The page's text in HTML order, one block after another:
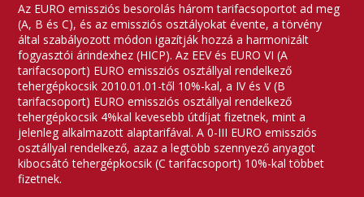
Az EURO emissziós besorolás három tarifacsoportot ad meg
(A, B és C), és az emissziós osztályokat évente, a törvény
által szabályozott módon igazítják hozzá a harmonizált
fogyasztói árindexhez (HICP). Az EEV és EURO VI (A
tarifacsoport) EURO emissziós osztállyal rendelkező
tehergépkocsik 2010.01.01-től 10%-kal, a IV és V (B
tarifacsoport) EURO emissziós osztállyal rendelkező
tehergépkocsik 4%­kal kevesebb útdíjat fizetnek, mint a
jelenleg alkalmazott alaptarifával. A 0-III EURO emissziós
osztállyal rendelkező, azaz a legtöbb szennyező anyagot
kibocsátó tehergépkocsik (C tarifacsoport) 10%-kal többet
fizetnek.